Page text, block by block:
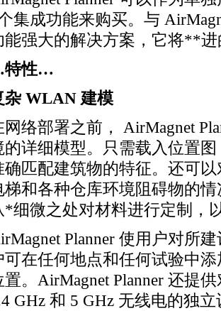
集成功能来购买。与
能强大的解决方案，它将**进
性…
杂 WLAN 建模
网络部署之前， AirMagnet
的详细模型。只需载入位置
确匹配建筑物的特征。还可
梯和各种仓库环境阻碍物的
*细微之处对材料进行定制，
Planner 使用户对所
可在任何地点和任何试验中
置。AirMagnet Planner 还提
GHz 和 5 GHz 无线电的独